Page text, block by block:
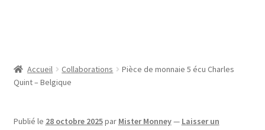
Accueil Collaborations
Pièce de monnaie 5 écu Charles
Quint – Belgique
Publié le 28 octobre 2025par Mister Monney— Laisser un